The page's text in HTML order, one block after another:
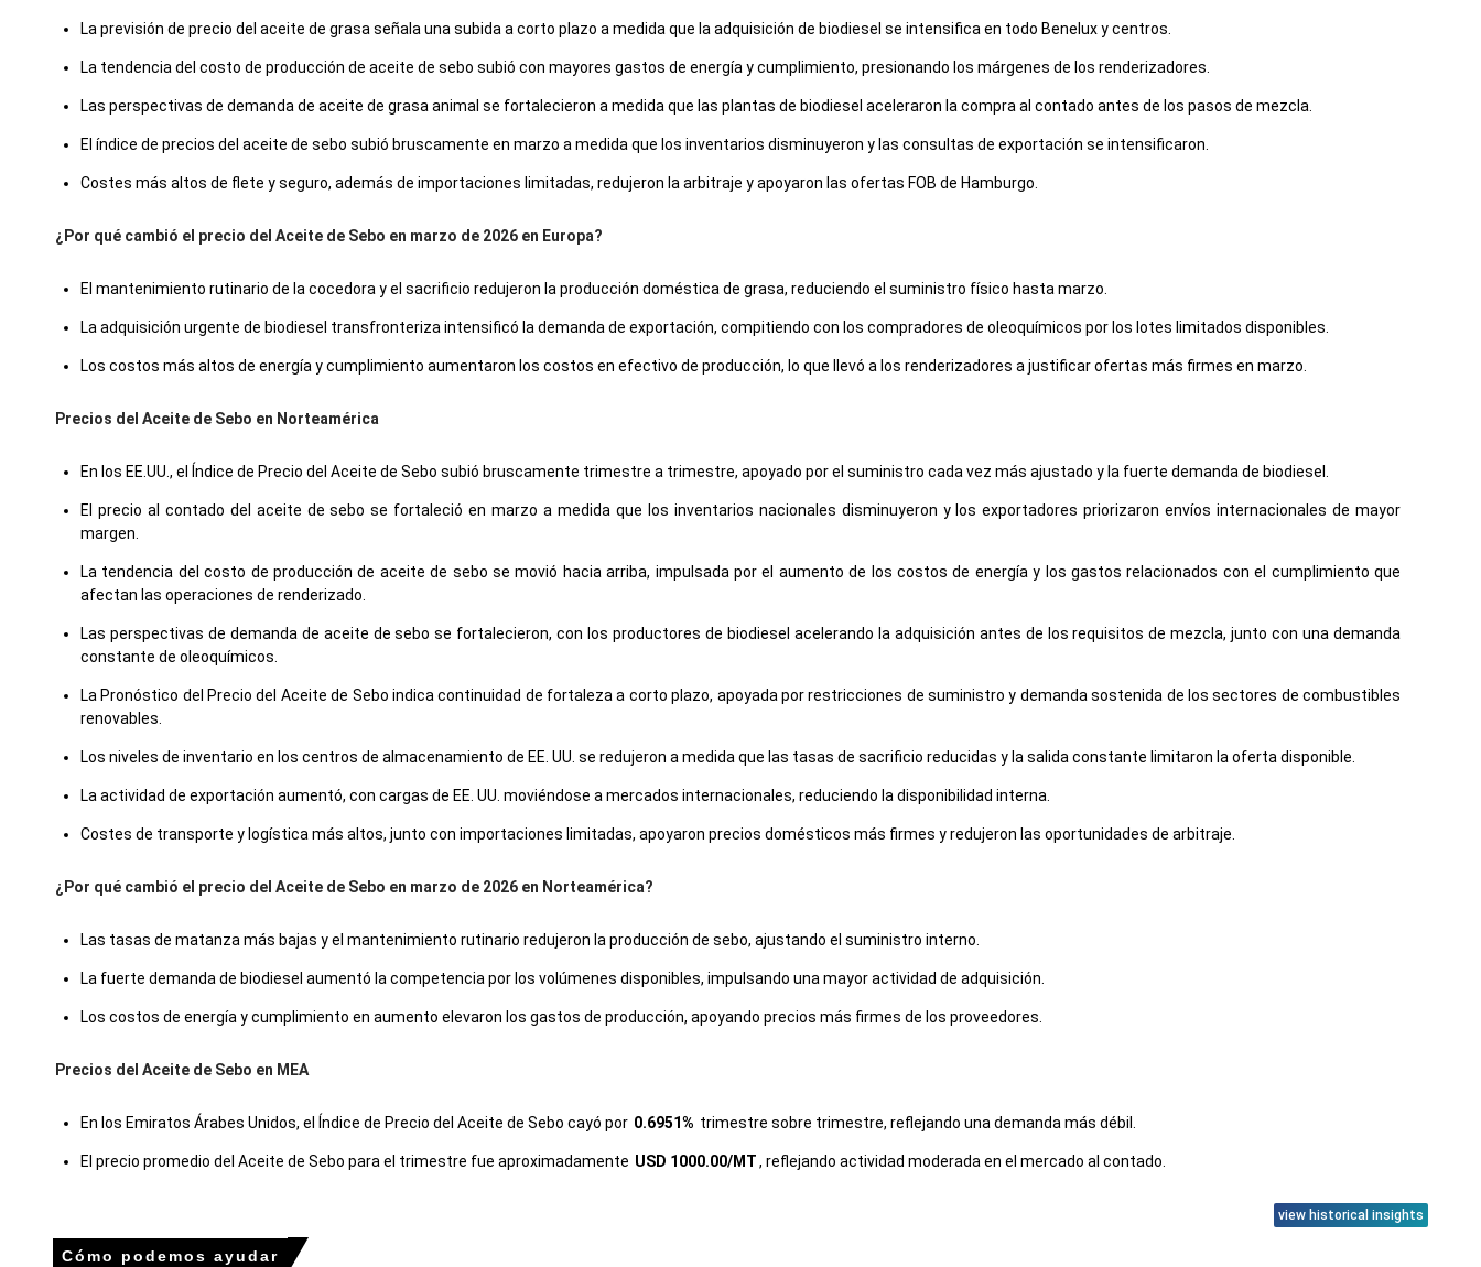
La previsión de precio del aceite de grasa señala una subida a corto plazo a medida que la adquisición de biodiesel se intensifica en todo Benelux y centros.
La tendencia del costo de producción de aceite de sebo subió con mayores gastos de energía y cumplimiento, presionando los márgenes de los renderizadores.
Las perspectivas de demanda de aceite de grasa animal se fortalecieron a medida que las plantas de biodiesel aceleraron la compra al contado antes de los pasos de mezcla.
El índice de precios del aceite de sebo subió bruscamente en marzo a medida que los inventarios disminuyeron y las consultas de exportación se intensificaron.
Costes más altos de flete y seguro, además de importaciones limitadas, redujeron la arbitraje y apoyaron las ofertas FOB de Hamburgo.
¿Por qué cambió el precio del Aceite de Sebo en marzo de 2026 en Europa?
El mantenimiento rutinario de la cocedora y el sacrificio redujeron la producción doméstica de grasa, reduciendo el suministro físico hasta marzo.
La adquisición urgente de biodiesel transfronteriza intensificó la demanda de exportación, compitiendo con los compradores de oleoquímicos por los lotes limitados disponibles.
Los costos más altos de energía y cumplimiento aumentaron los costos en efectivo de producción, lo que llevó a los renderizadores a justificar ofertas más firmes en marzo.
Precios del Aceite de Sebo en Norteamérica
En los EE.UU., el Índice de Precio del Aceite de Sebo subió bruscamente trimestre a trimestre, apoyado por el suministro cada vez más ajustado y la fuerte demanda de biodiesel.
El precio al contado del aceite de sebo se fortaleció en marzo a medida que los inventarios nacionales disminuyeron y los exportadores priorizaron envíos internacionales de mayor
margen.
La tendencia del costo de producción de aceite de sebo se movió hacia arriba, impulsada por el aumento de los costos de energía y los gastos relacionados con el cumplimiento que
afectan las operaciones de renderizado.
Las perspectivas de demanda de aceite de sebo se fortalecieron, con los productores de biodiesel acelerando la adquisición antes de los requisitos de mezcla, junto con una demanda
constante de oleoquímicos.
La Pronóstico del Precio del Aceite de Sebo indica continuidad de fortaleza a corto plazo, apoyada por restricciones de suministro y demanda sostenida de los sectores de combustibles
renovables.
Los niveles de inventario en los centros de almacenamiento de EE. UU. se redujeron a medida que las tasas de sacrificio reducidas y la salida constante limitaron la oferta disponible.
La actividad de exportación aumentó, con cargas de EE. UU. moviéndose a mercados internacionales, reduciendo la disponibilidad interna.
Costes de transporte y logística más altos, junto con importaciones limitadas, apoyaron precios domésticos más firmes y redujeron las oportunidades de arbitraje.
¿Por qué cambió el precio del Aceite de Sebo en marzo de 2026 en Norteamérica?
Las tasas de matanza más bajas y el mantenimiento rutinario redujeron la producción de sebo, ajustando el suministro interno.
La fuerte demanda de biodiesel aumentó la competencia por los volúmenes disponibles, impulsando una mayor actividad de adquisición.
Los costos de energía y cumplimiento en aumento elevaron los gastos de producción, apoyando precios más firmes de los proveedores.
Precios del Aceite de Sebo en MEA
En los Emiratos Árabes Unidos, el Índice de Precio del Aceite de Sebo cayó por 0.6951% trimestre sobre trimestre, reflejando una demanda más débil.
El precio promedio del Aceite de Sebo para el trimestre fue aproximadamente USD 1000.00/MT, reflejando actividad moderada en el mercado al contado.
La previsión del precio del aceite de grasa animal apunta a una recuperación gradual en abril a medida que la reposición y la demanda de biodiesel absorben el exceso.
view historical insights
Cómo podemos ayudar